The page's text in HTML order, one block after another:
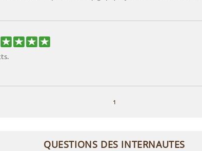
1
QUESTIONS DES INTERNAUTES